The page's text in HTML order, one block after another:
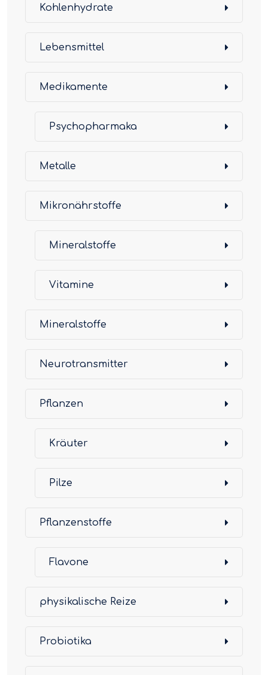
Kohlenhydrate
Lebensmittel
Medikamente
Psychopharmaka
Metalle
Mikronährstoffe
Mineralstoffe
Vitamine
Mineralstoffe
Neurotransmitter
Pflanzen
Kräuter
Pilze
Pflanzenstoffe
Flavone
physikalische Reize
Probiotika